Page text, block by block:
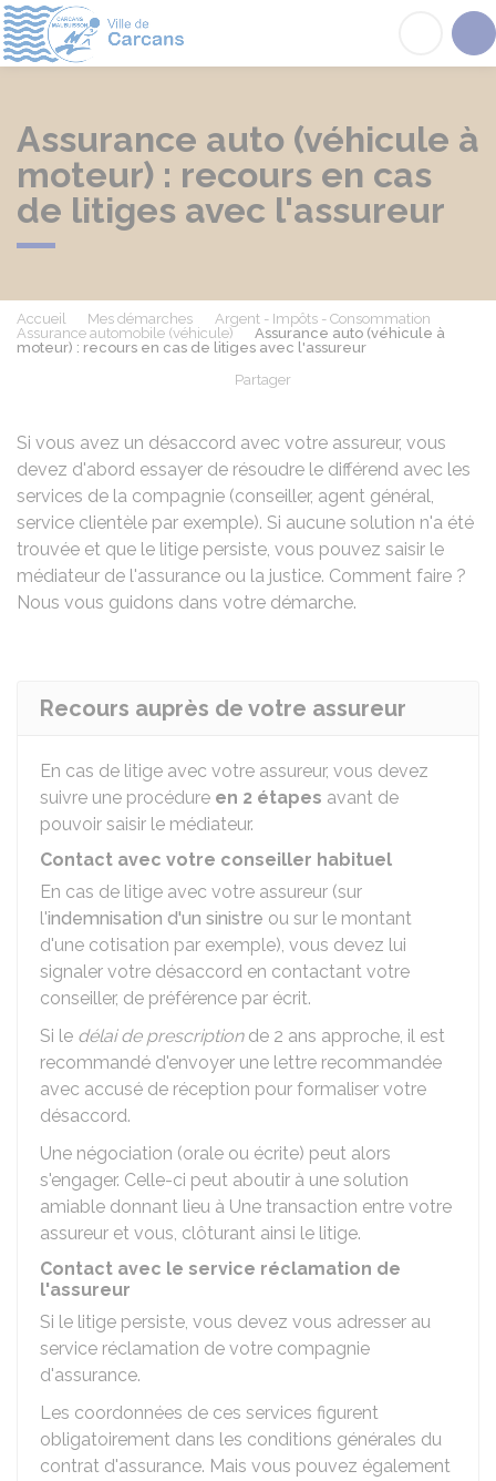
Assurance auto (véhicule à
moteur) : recours en cas
de litiges avec l'assureur
Accueil Mes démarches
Argent - Impôts - Consommation
Assurance automobile (véhicule)
Assurance auto (véhicule à
moteur) : recours en cas de litiges avec l'assureur
Partager
Si vous avez un désaccord avec votre assureur, vous
devez d'abord essayer de résoudre le différend avec les
services de la compagnie (conseiller, agent général,
service clientèle par exemple). Si aucune solution n'a été
trouvée et que le litige persiste, vous pouvez saisir le
médiateur de l'assurance ou la justice. Comment faire ?
Nous vous guidons dans votre démarche.
Recours auprès de votre assureur
En cas de litige avec votre assureur, vous devez
suivre une procédure en 2 étapes avant de
pouvoir saisir le médiateur.
Contact avec votre conseiller habituel
En cas de litige avec votre assureur (sur
l'indemnisation d'un sinistre ou sur le montant
d'une cotisation par exemple), vous devez lui
signaler votre désaccord en contactant votre
conseiller, de préférence par écrit.
Si le délai de prescriptionde 2 ans approche, il est
recommandé d'envoyer une lettre recommandée
avec accusé de réception pour formaliser votre
désaccord.
Une négociation (orale ou écrite) peut alors
s'engager. Celle-ci peut aboutir à une solution
amiable donnant lieu à Une transaction entre votre
assureur et vous, clôturant ainsi le litige.
Contact avec le service réclamation de
l'assureur
Si le litige persiste, vous devez vous adresser au
service réclamation de votre compagnie
d'assurance.
Les coordonnées de ces services figurent
obligatoirement dans les conditions générales du
contrat d'assurance. Mais vous pouvez également